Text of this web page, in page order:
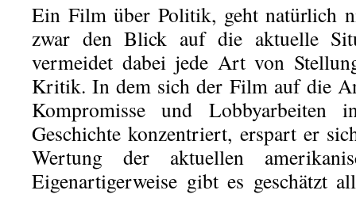
Ein Film über Politik, geht natürlich
zwar den Blick auf die aktuelle
vermeidet dabei jede Art von
Kritik. In dem sich der Film auf die
Kompromisse und Lobbyarbeiten
Geschichte konzentriert, erspart er
Wertung der aktuellen
Eigenartigerweise gibt es geschätzt